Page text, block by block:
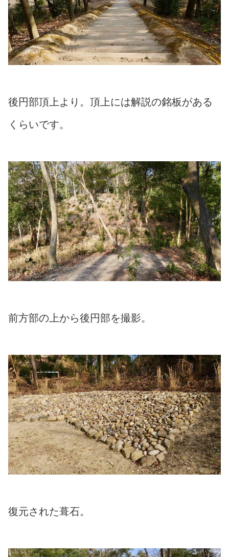
後円部頂上より。頂上には解説の銘板がある
くらいです。
前方部の上から後円部を撮影。
復元された葺石。